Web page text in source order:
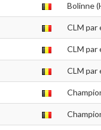
Bolinne
CLM par
CLM par
CLM par